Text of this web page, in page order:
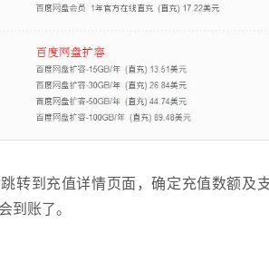
转到充值详情页面，确定充值数额及
到账了。